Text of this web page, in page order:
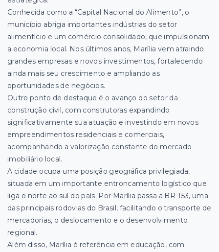
Conhecida como a “Capital Nacional do Alimento”, o
município abriga importantes indústrias do setor
alimentício e um comércio consolidado, que impulsionam
a economia local. Nos últimos anos, Marília vem atraindo
grandes empresas e novos investimentos, fortalecendo
ainda mais seu crescimento e ampliando as
oportunidades de negócios.
Outro ponto de destaque é o avanço do setor da
construção civil, com construtoras expandindo
significativamente sua atuação e investindo em novos
empreendimentos residenciais e comerciais,
acompanhando a valorização constante do mercado
imobiliário local.
A cidade ocupa uma posição geográfica privilegiada,
situada em um importante entroncamento logístico que
liga o norte ao sul do país. Por Marília passa a BR-153, uma
das principais rodovias do Brasil, facilitando o transporte de
mercadorias, o deslocamento e o desenvolvimento
regional.
Além disso, Marília é referência em educação, com